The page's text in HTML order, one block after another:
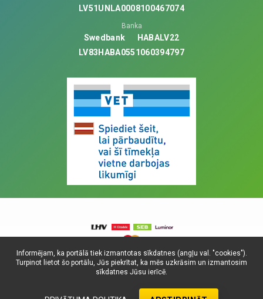
Informējam, ka portālā tiek izmantotas sīkdatnes (angļu val. "cookies").
Turpinot lietot šo portālu, Jūs piekrītat, ka mēs uzkrāsim un izmantosim
sīkdatnes Jūsu ierīcē.
LV51UNLA0008100467074
Banka
Swedbank
HABALV22
LV83HABA0551060394797
© Visas tiesības aizsargātas, 2025. SIA
Universitātes Vetfonds